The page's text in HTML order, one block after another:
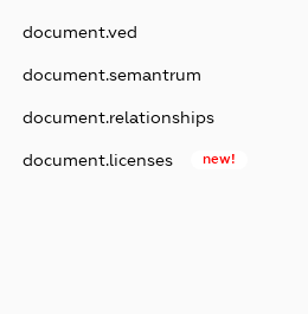
document.ved
document.semantrum
document.relationships
document.licenses new!